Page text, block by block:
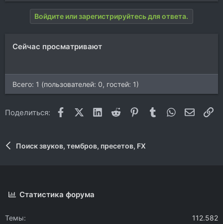
Войдите или зарегистрируйтесь для ответа.
Сейчас просматривают
Всего: 1 (пользователей: 0, гостей: 1)
Поделиться: FacebookX (Twitter)
LinkedIn
Reddit Pinterest
Tumblr WhatsApp
Поиск звуков, тембров, пресетов, FX
Статистика форума
Темы
112.582